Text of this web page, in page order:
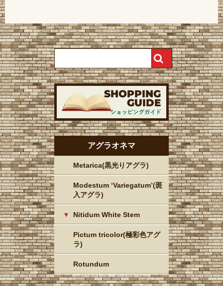
アグラオネマ
Metarica(黒光りアグラ)
Modestum ‘Variegatum’(斑
入アグラ)
Nitidum White Stem
Pictum tricolor(極彩色アグ
ラ)
Rotundum